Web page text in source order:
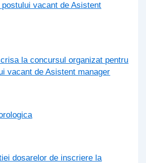
vacant de Asistent
la concursul organizat pentru
vacant de Asistent manager
dosarelor de inscriere la